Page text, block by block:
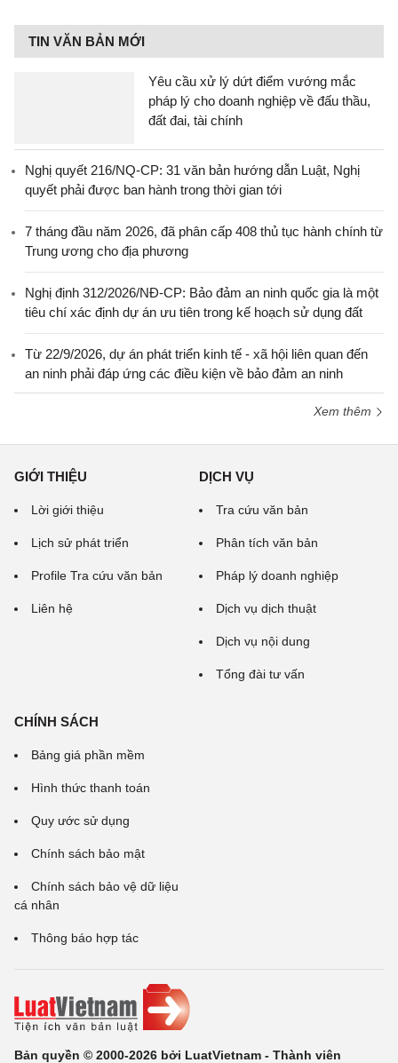
TIN VĂN BẢN MỚI
Yêu cầu xử lý dứt điểm vướng mắc
pháp lý cho doanh nghiệp về đấu thầu,
đất đai, tài chính
Nghị quyết 216/NQ-CP: 31 văn bản hướng dẫn Luật, Nghị
quyết phải được ban hành trong thời gian tới
7 tháng đầu năm 2026, đã phân cấp 408 thủ tục hành chính từ
Trung ương cho địa phương
Nghị định 312/2026/NĐ-CP: Bảo đảm an ninh quốc gia là một
tiêu chí xác định dự án ưu tiên trong kế hoạch sử dụng đất
Từ 22/9/2026, dự án phát triển kinh tế - xã hội liên quan đến
an ninh phải đáp ứng các điều kiện về bảo đảm an ninh
Xem thêm
GIỚI THIỆU
Lời giới thiệu
Lịch sử phát triển
Profile Tra cứu văn bản
Liên hệ
DỊCH VỤ
Tra cứu văn bản
Phân tích văn bản
Pháp lý doanh nghiệp
Dịch vụ dịch thuật
Dịch vụ nội dung
Tổng đài tư vấn
CHÍNH SÁCH
Bảng giá phần mềm
Hình thức thanh toán
Quy ước sử dụng
Chính sách bảo mật
Chính sách bảo vệ dữ liệu
cá nhân
Thông báo hợp tác
Bản quyền © 2000-2026 bởi LuatVietnam - Thành viên